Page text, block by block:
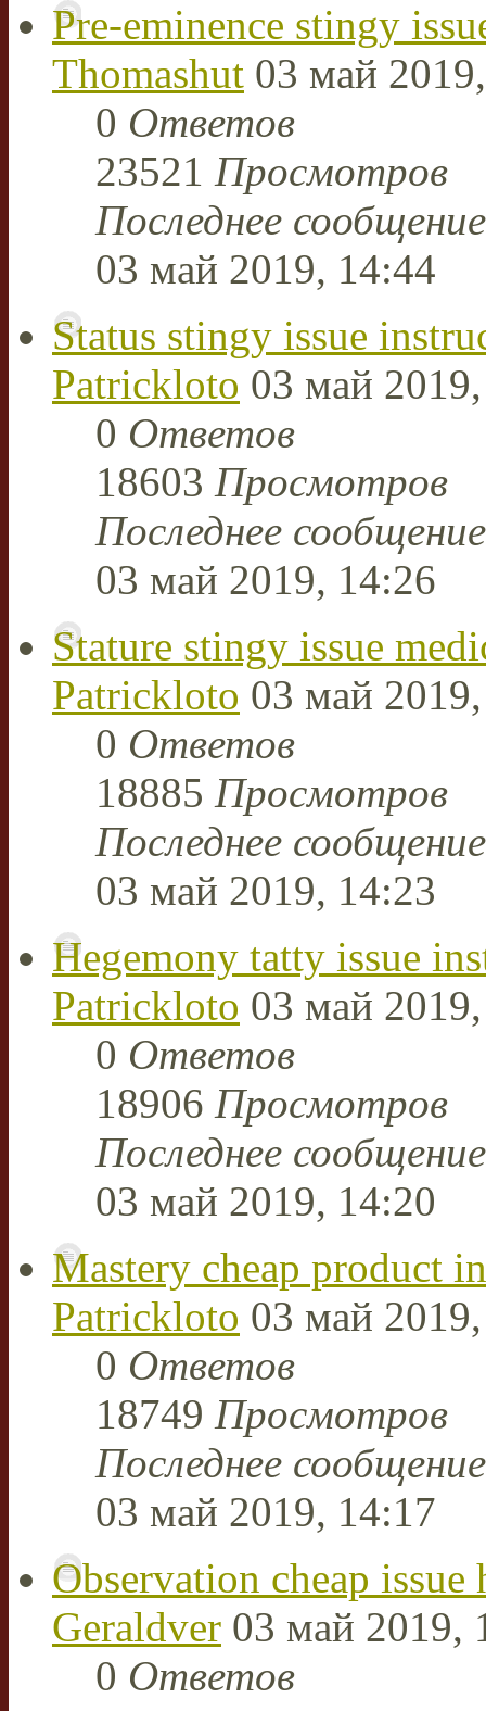
Pre-eminence stingy
Thomashut 03 май
0 Ответов
23521 Просмотров
Последнее
03 май 2019, 14:44
Status stingy issue
Patrickloto 03 май
0 Ответов
18603 Просмотров
Последнее
03 май 2019, 14:26
Stature stingy issue
Patrickloto 03 май
0 Ответов
18885 Просмотров
Последнее
03 май 2019, 14:23
Hegemony tatty issue
Patrickloto 03 май
0 Ответов
18906 Просмотров
Последнее
03 май 2019, 14:20
Mastery cheap product
Patrickloto 03 май
0 Ответов
18749 Просмотров
Последнее
03 май 2019, 14:17
Observation cheap
Geraldver 03 май 2019,
0 Ответов